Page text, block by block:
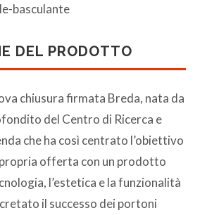
basculante
DEL PRODOTTO
chiusura firmata Breda, nata da
del Centro di Ricerca e
che ha così centrato l’obiettivo
offerta con un prodotto
l’estetica e la funzionalità
il successo dei portoni